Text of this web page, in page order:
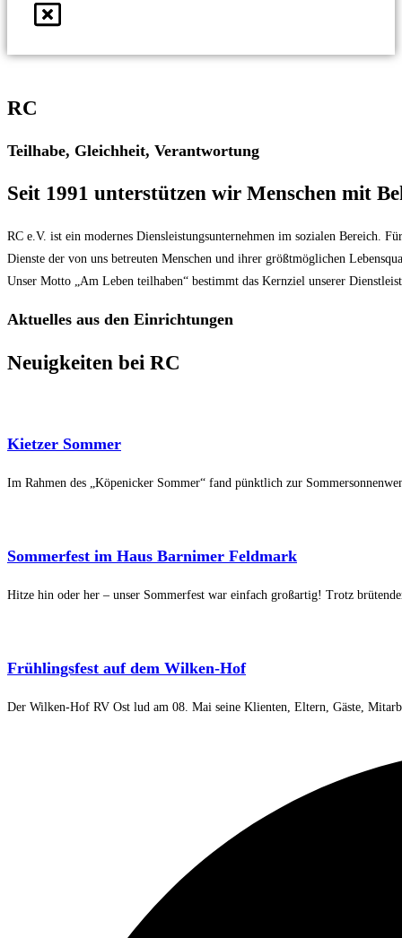
RC
Teilhabe, Gleichheit, Verantwortung
Seit 1991 unterstützen wir Menschen mit
RC e.V. ist ein modernes Diensleistungsunternehmen im sozialen Bereich.
Dienste der von uns betreuten Menschen und ihrer größtmöglichen
Unser Motto „Am Leben teilhaben“ bestimmt das Kernziel unserer
Aktuelles aus den Einrichtungen
Neuigkeiten bei RC
Kietzer Sommer
Im Rahmen des „Köpenicker Sommer“ fand pünktlich zur
Sommerfest im Haus Barnimer Feldmark
Hitze hin oder her – unser Sommerfest war einfach großartig! Trotz
Frühlingsfest auf dem Wilken-Hof
Der Wilken-Hof RV Ost lud am 08. Mai seine Klienten, Eltern, Gäste,